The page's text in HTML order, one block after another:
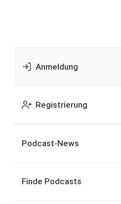
Anmeldung
Registrierung
Podcast-News
Finde Podcasts